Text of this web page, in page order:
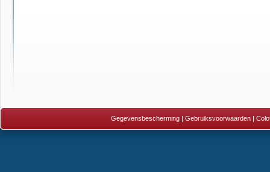
Gegevensbescherming| Gebruiksvoorwaarden|